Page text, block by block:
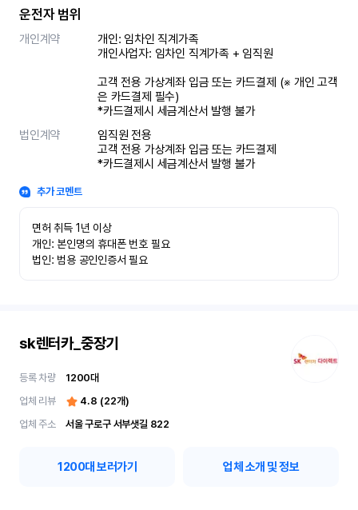
운전자 범위
개인계약
개인: 임차인 직계가족
개인사업자: 임차인 직계가족 + 임직원
고객 전용 가상계좌 입금 또는 카드결제 (※ 개인 고객
은 카드결제 필수)
*카드결제시 세금계산서 발행 불가
법인계약
임직원 전용
고객 전용 가상계좌 입금 또는 카드결제
*카드결제시 세금계산서 발행 불가
추가 코멘트
면허 취득 1년 이상
개인: 본인명의 휴대폰 번호 필요
법인: 범용 공인인증서 필요
sk렌터카_중장기
등록 차량 1200대
업체 리뷰
4.8 (22개)
업체 주소
서울 구로구 서부샛길 822
1200대 보러가기 업체 소개 및 정보